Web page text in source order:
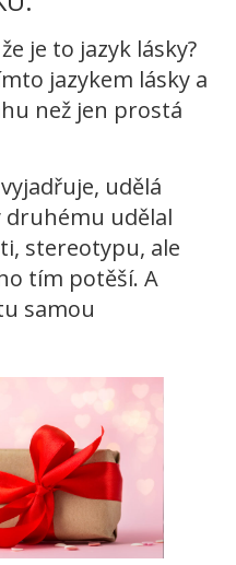
je to jazyk lásky?
jazykem lásky a
než jen prostá
udělá
druhému udělal
stereotypu, ale
tím potěší. A
samou